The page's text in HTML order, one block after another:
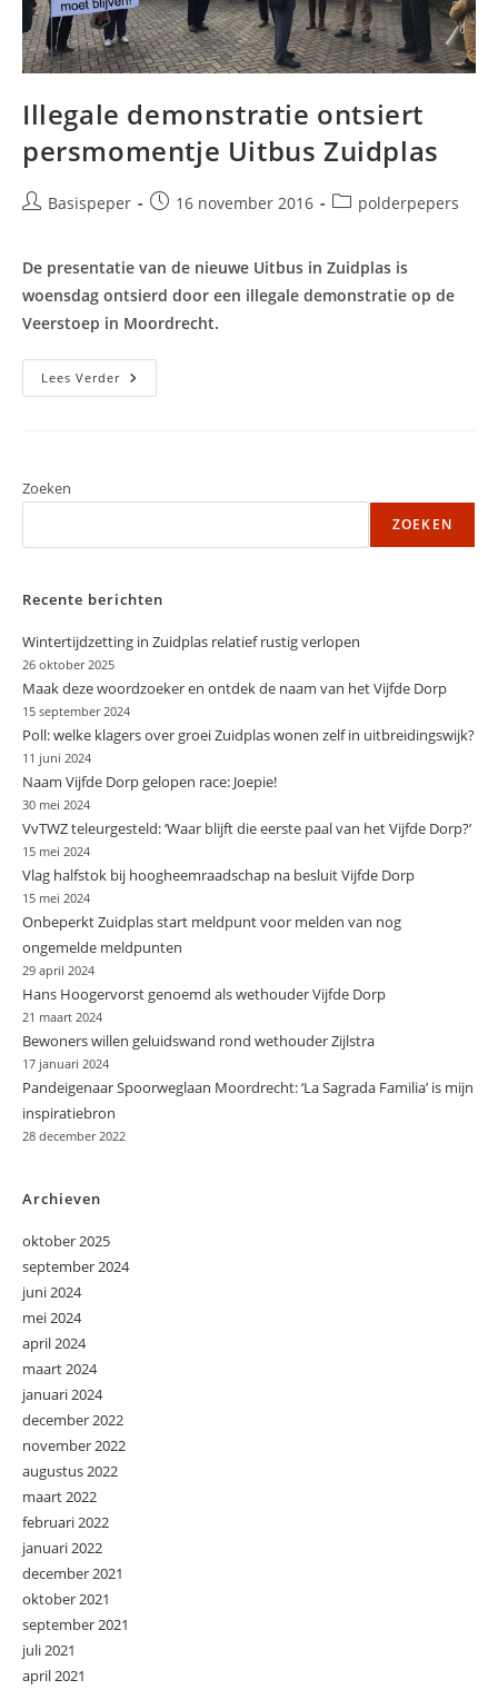
Illegale demonstratie ontsiert
persmomentje Uitbus Zuidplas
BerichtBasispeper
Bericht16 november 2016 Berichtcategorie:
polderpepers
De presentatie van de nieuwe Uitbus in Zuidplas is
woensdag ontsierd door een illegale demonstratie op de
Veerstoep in Moordrecht.
Lees VerderIllegale
Demonstratie
Zoeken
ZOEKEN
Recente berichten
Wintertijdzetting in Zuidplas relatief rustig verlopen
26 oktober 2025
Maak deze woordzoeker en ontdek de naam van het Vijfde Dorp
15 september 2024
Poll: welke klagers over groei Zuidplas wonen zelf in uitbreidingswijk?
11 juni 2024
Naam Vijfde Dorp gelopen race: Joepie!
30 mei 2024
VvTWZ teleurgesteld: ‘Waar blijft die eerste paal van het Vijfde Dorp?’
15 mei 2024
Vlag halfstok bij hoogheemraadschap na besluit Vijfde Dorp
15 mei 2024
Onbeperkt Zuidplas start meldpunt voor melden van nog
ongemelde meldpunten
29 april 2024
Hans Hoogervorst genoemd als wethouder Vijfde Dorp
21 maart 2024
Bewoners willen geluidswand rond wethouder Zijlstra
17 januari 2024
Pandeigenaar Spoorweglaan Moordrecht: ‘La Sagrada Familia’ is mijn
inspiratiebron
28 december 2022
Archieven
oktober 2025
september 2024
juni 2024
mei 2024
april 2024
maart 2024
januari 2024
december 2022
november 2022
augustus 2022
maart 2022
februari 2022
januari 2022
december 2021
oktober 2021
september 2021
juli 2021
april 2021